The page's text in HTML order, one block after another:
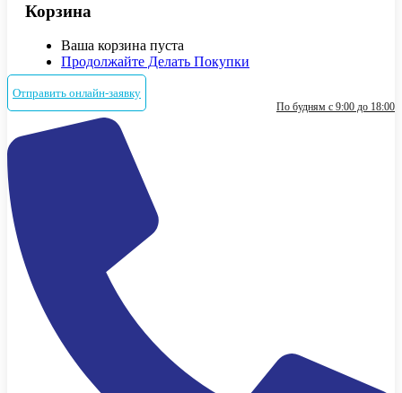
Корзина
Ваша корзина пуста
Продолжайте Делать Покупки
Отправить онлайн-заявку
По будням с 9:00 до 18:00